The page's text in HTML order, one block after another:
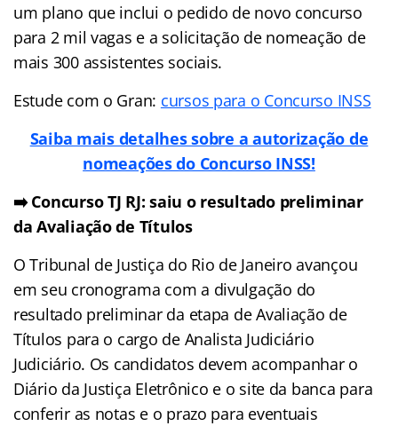
um plano que inclui o pedido de novo concurso
para 2 mil vagas e a solicitação de nomeação de
mais 300 assistentes sociais.
Estude com o Gran: cursos para o Concurso INSS
Saiba mais detalhes sobre a autorização de
nomeações do Concurso INSS!
➡️ Concurso TJ RJ: saiu o resultado preliminar
da Avaliação de Títulos
O Tribunal de Justiça do Rio de Janeiro avançou
em seu cronograma com a divulgação do
resultado preliminar da etapa de Avaliação de
Títulos para o cargo de Analista Judiciário
Judiciário. Os candidatos devem acompanhar o
Diário da Justiça Eletrônico e o site da banca para
conferir as notas e o prazo para eventuais